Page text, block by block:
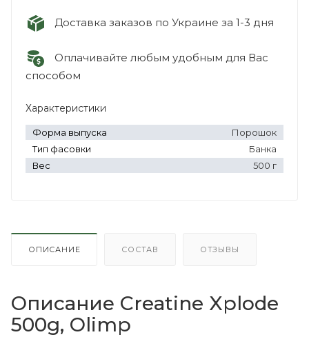
Доставка заказов по Украине за 1-3 дня
Оплачивайте любым удобным для Вас
способом
Характеристики
Форма выпуска
Порошок
Тип фасовки
Банка
Вес
500 г
ОПИСАНИЕ СОСТАВ ОТЗЫВЫ
Описание Creatine Xplode
500g, Olimp